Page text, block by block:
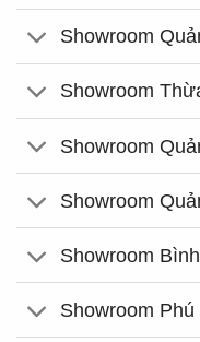
Showroom
Showroom
Showroom
Showroom
Showroom
Showroom Phú